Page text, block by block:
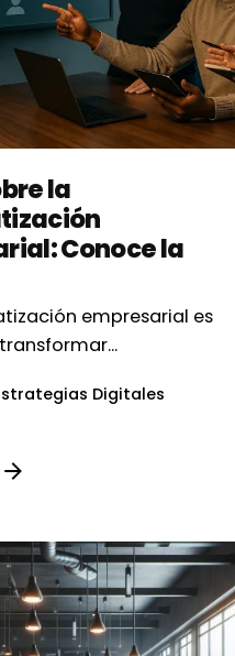
by
Agency
la
Conoce la
empresarial es
Digitales